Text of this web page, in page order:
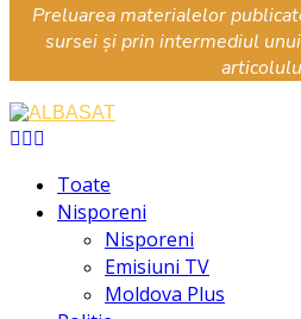
Preluarea materialelor
sursei și prin intermediul
Facebook
Instagram
Toate
Nisporeni
Nisporeni
Emisiuni TV
Moldova Plus